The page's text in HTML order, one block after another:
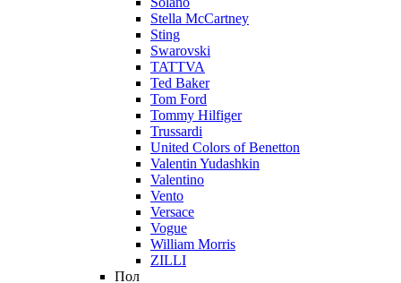
Stella McCartney
Sting
Swarovski
TATTVA
Ted Baker
Tom Ford
Tommy Hilfiger
Trussardi
United Colors of Benetton
Valentin Yudashkin
Valentino
Vento
Versace
Vogue
William Morris
ZILLI
Пол